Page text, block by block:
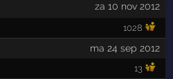
za 10 nov 2012
1028
ma 24 sep 2012
13